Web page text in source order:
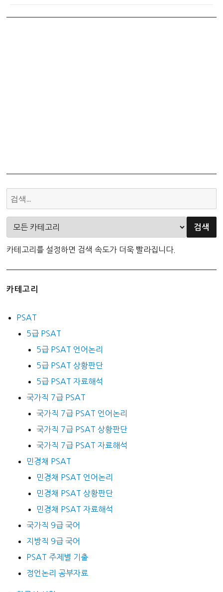
카테고리를 설정하면 검색 속도가 더욱 빨라집니다.
카테고리
PSAT
5급 PSAT
5급 PSAT 언어논리
5급 PSAT 상황판단
5급 PSAT 자료해석
국가직 7급 PSAT
국가직 7급 PSAT 언어논리
국가직 7급 PSAT 상황판단
국가직 7급 PSAT 자료해석
민경채 PSAT
민경채 PSAT 언어논리
민경채 PSAT 상황판단
민경채 PSAT 자료해석
국가직 9급 국어
지방직 9급 국어
PSAT 주제별 기출
정언논리 공부자료